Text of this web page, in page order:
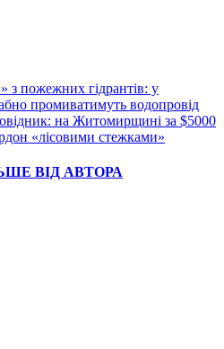
з пожежних гідрантів: у
промиватимуть водопровід
на Житомирщині за $5000
«лісовими стежками»
ВІД АВТОРА